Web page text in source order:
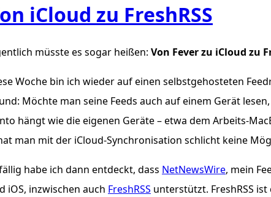
iCloud zu FreshRSS
müsste es sogar heißen: Von Fever zu iCloud zu
Woche bin ich wieder auf einen selbstgehosteten
Möchte man seine Feeds auch auf einem Gerät
hängt wie die eigenen Geräte – etwa dem Arbeits-
man mit der iCloud-Synchronisation schlicht keine
habe ich dann entdeckt, dass NetNewsWire, mein
iOS, inzwischen auch FreshRSS unterstützt. FreshRSS